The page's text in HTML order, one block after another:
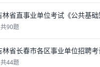
共90题
共44题